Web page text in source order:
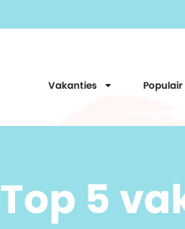
Vakanties Populair
Top 5